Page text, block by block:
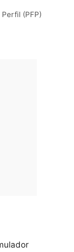
Perfil (PFP)